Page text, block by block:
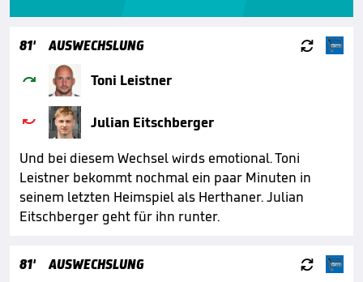
81' AUSWECHSLUNG 
 Toni Leistner

Julian Eitschberger
Und bei diesem Wechsel wirds emotional. Toni
Leistner bekommt nochmal ein paar Minuten in
seinem letzten Heimspiel als Herthaner. Julian
Eitschberger geht für ihn runter.
81' AUSWECHSLUNG 